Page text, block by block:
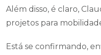
Além disso, é claro,
projetos para
Está se confirmando,